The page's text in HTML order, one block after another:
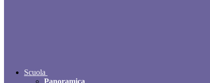
Scuola